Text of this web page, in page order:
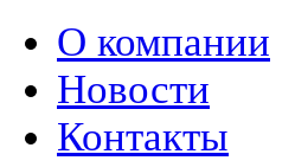
О компании
Новости
Контакты